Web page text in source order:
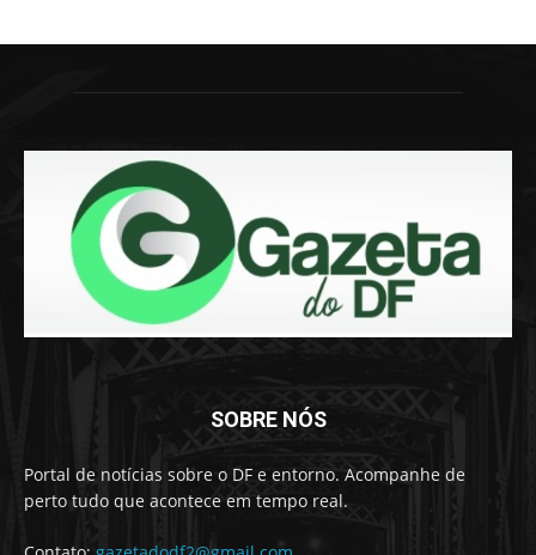
SOBRE NÓS
Portal de notícias sobre o DF e entorno. Acompanhe de
perto tudo que acontece em tempo real.